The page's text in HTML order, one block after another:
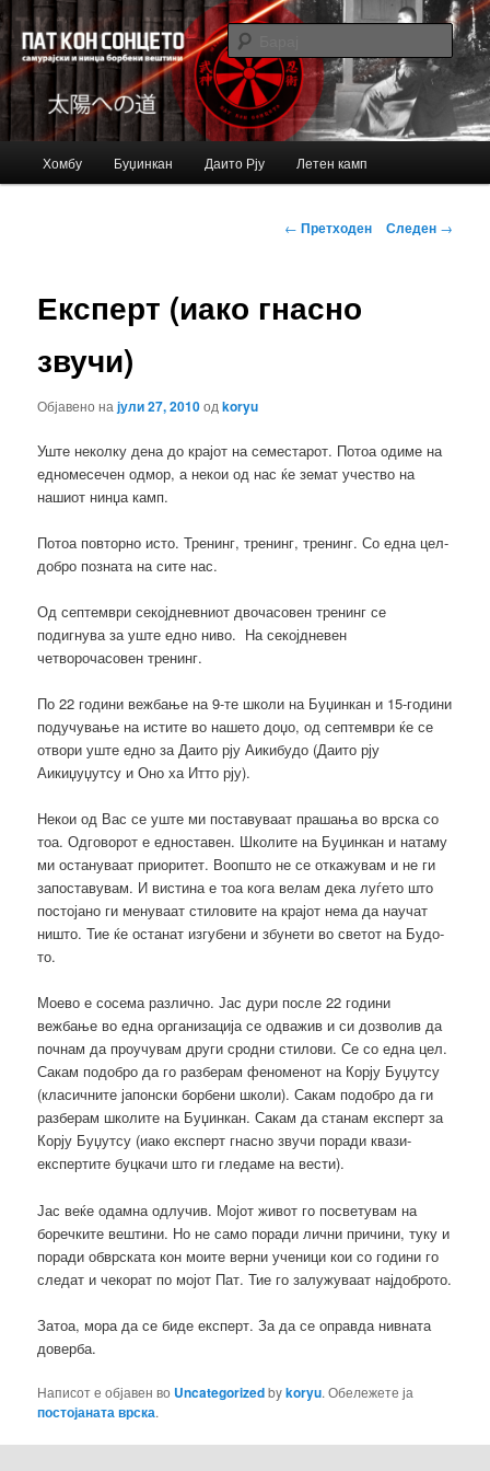
Bujinkan blog
Just another Bujinkan Sites site
Барај
Оди
содржина
Хомбу Буџинкан Даито Рју Летен камп
Навигација
← Претходен Следен →
Експерт (иако гнасно
звучи)
Објавено најули 27, 2010одkoryu
Уште неколку дена до крајот на семестарот. Потоа одиме на
едномесечен одмор, а некои од нас ќе земат учество на
нашиот нинџа камп.
Потоа повторно исто. Тренинг, тренинг, тренинг. Со една цел-
добро позната на сите нас.
Од септември секојдневниот двочасовен тренинг се
подигнува за уште едно ниво. На секојдневен
четворочасовен тренинг.
По 22 години вежбање на 9-те школи на Буџинкан и 15-години
подучување на истите во нашето доџо, од септември ќе се
отвори уште едно за Даито рју Аикибудо (Даито рју
Аикиџуџутсу и Оно ха Итто рју).
Некои од Вас се уште ми поставуваат прашања во врска со
тоа. Одговорот е едноставен. Школите на Буџинкан и натаму
ми остануваат приоритет. Воопшто не се откажувам и не ги
запоставувам. И вистина е тоа кога велам дека луѓето што
постојано ги менуваат стиловите на крајот нема да научат
ништо. Тие ќе останат изгубени и збунети во светот на Будо-
то.
Моево е сосема различно. Јас дури после 22 години
вежбање во една организација се одважив и си дозволив да
почнам да проучувам други сродни стилови. Се со една цел.
Сакам подобро да го разберам феноменот на Корју Буџутсу
(класичните јапонски борбени школи). Сакам подобро да ги
разберам школите на Буџинкан. Сакам да станам експерт за
Корју Буџутсу (иако експерт гнасно звучи поради квази-
експертите буцкачи што ги гледаме на вести).
Јас веќе одамна одлучив. Мојот живот го посветувам на
боречките вештини. Но не само поради лични причини, туку и
поради обврската кон моите верни ученици кои со години го
следат и чекорат по мојот Пат. Тие го залужуваат најдоброто.
Затоа, мора да се биде експерт. За да се оправда нивната
доверба.
Написот е објавен во Uncategorizedbykoryu. Обележете ја
постојаната врска.